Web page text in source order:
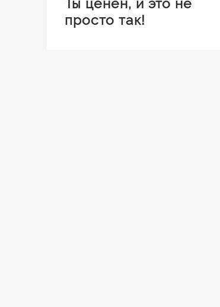
Ты ценен, и это не
просто так!